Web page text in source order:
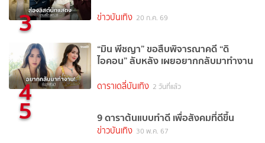
3 ข่าวบันเทิง 20 ก.ค. 69
4
“มิน พีชญา” ขอสืบพิจารณาคดี “ดิ
ไอคอน” ลับหลัง เผยอยากกลับมาทำงาน
ดาราเดลี่บันเทิง 2 วันที่แล้ว
5 9 ดาราต้นแบบทำดี เพื่อสังคมที่ดีขึ้น
ข่าวบันเทิง 30 พ.ค. 67